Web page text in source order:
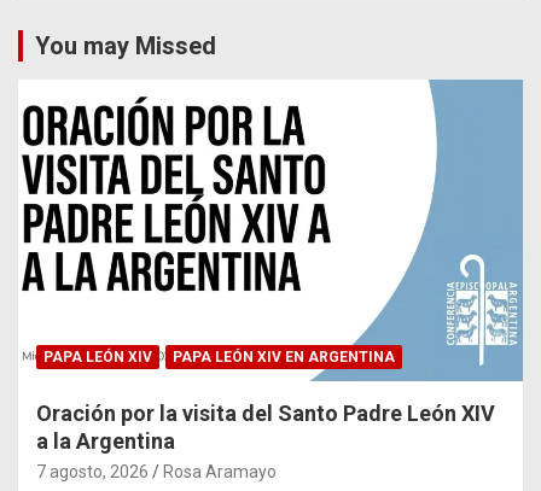
You may Missed
PAPA LEÓN XIV PAPA LEÓN XIV EN ARGENTINA
Oración por la visita del Santo Padre León XIV
a la Argentina
7 agosto, 2026 Rosa Aramayo